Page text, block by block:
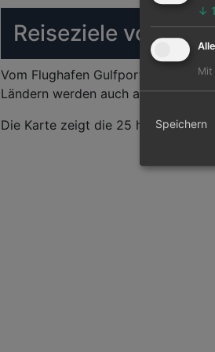
Reiseziele von
Vom Flughafen Gulfport Biloxi
Ländern werden auch angeflogen.
Die Karte zeigt die 25 häufigsten
↓ 1
Mit
Speichern